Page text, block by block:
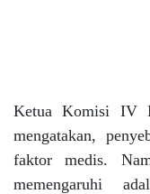
Ketua Komisi IV
mengatakan,
faktor medis.
memengaruhi